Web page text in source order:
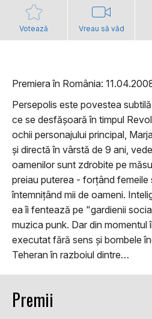
Votează Vreau să văd
Premiera în România:
Persepolis este povestea
ce se desfășoară în timpul
ochii personajului principal,
și directă în vârstă de 9 ani,
oamenilor sunt zdrobite pe
preiau puterea - forțând femeile
întemnițând mii de oameni.
ea îi fentează pe "gardienii
muzica punk. Dar din momentul
executat fără sens și bombele
Teheran în razboiul dintre…
Premii